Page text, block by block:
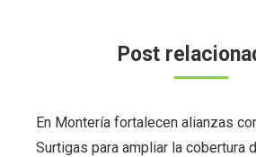
Post
En Montería fortalecen alianzas
Surtigas para ampliar la cobertura